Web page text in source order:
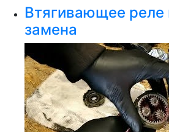
Втягивающее реле
замена